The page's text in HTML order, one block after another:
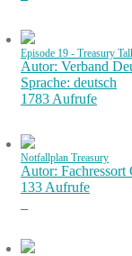
Episode 19 - Treasury
Autor: Verband
Sprache: deutsch
1783 Aufrufe
Notfallplan Treasury
Autor:
133 Aufrufe